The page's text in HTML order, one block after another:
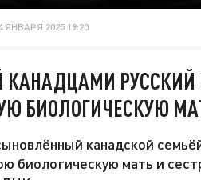
ЯНВАРЯ 2025 19:20
БИОЛОГИЧЕСКУЮ
канадской
биологическую мать и